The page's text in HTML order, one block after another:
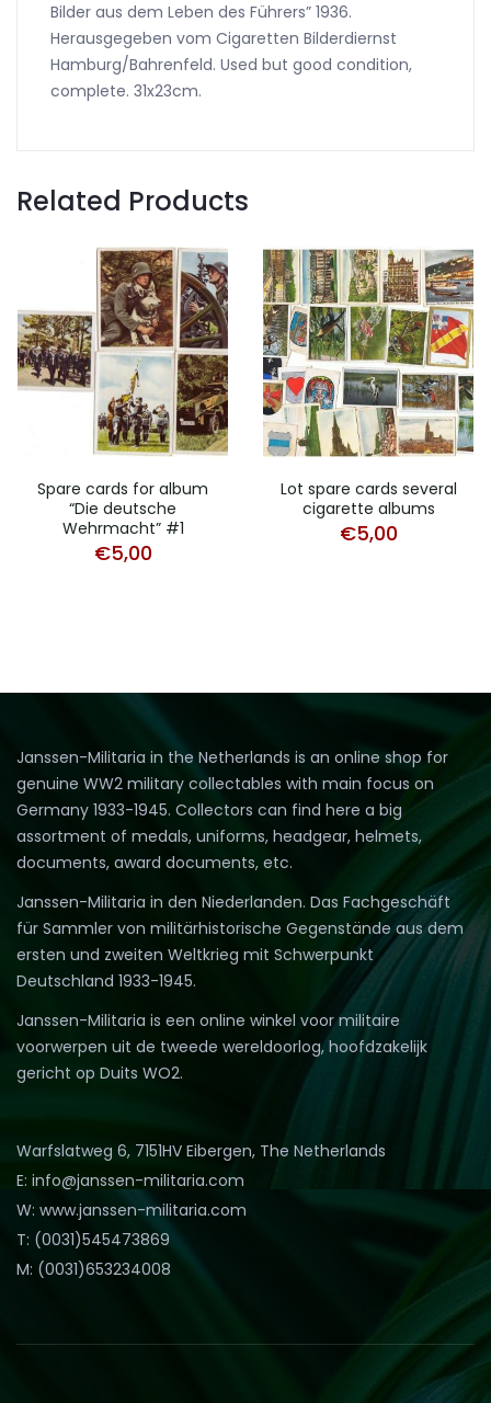
Bilder aus dem Leben des Führers” 1936.
Herausgegeben vom Cigaretten Bilderdiernst
Hamburg/Bahrenfeld. Used but good condition,
complete. 31x23cm.
Related Products
Spare cards for album
“Die deutsche
Wehrmacht” #1
€5,00
Lot spare cards several
cigarette albums
€5,00
Janssen-Militaria in the Netherlands is an online shop for
genuine WW2 military collectables with main focus on
Germany 1933-1945. Collectors can find here a big
assortment of medals, uniforms, headgear, helmets,
documents, award documents, etc.
Janssen-Militaria in den Niederlanden. Das Fachgeschäft
für Sammler von militärhistorische Gegenstände aus dem
ersten und zweiten Weltkrieg mit Schwerpunkt
Deutschland 1933-1945.
Janssen-Militaria is een online winkel voor militaire
voorwerpen uit de tweede wereldoorlog, hoofdzakelijk
gericht op Duits WO2.
Warfslatweg 6, 7151HV Eibergen, The Netherlands
E: info@janssen-militaria.com
W: www.janssen-militaria.com
T: (0031)545473869
M: (0031)653234008